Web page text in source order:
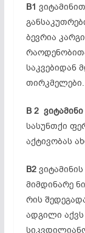
B1
ბევრია
საკვებიდან
თირკმელები.
B 2
სასუნთქი
აქტივობას
B2
მიმდინარე
რის
ადგილი აქვს